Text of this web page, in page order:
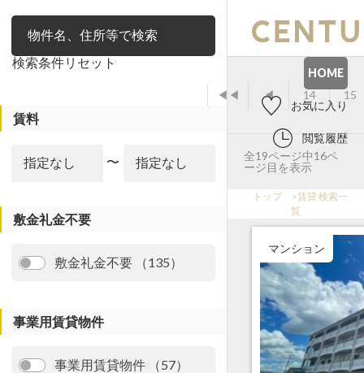
検索条件リセット
賃料
〜
敷金礼金不要
敷金礼金不要 （135）
事業用賃貸物件
事業用賃貸物件 （57）
HOME
お気に入り
閲覧履歴
◀◀ ◀ 14 15
全19ページ中16ペ
ージ目を表示
トップ >賃貸 検索一
覧
マンション